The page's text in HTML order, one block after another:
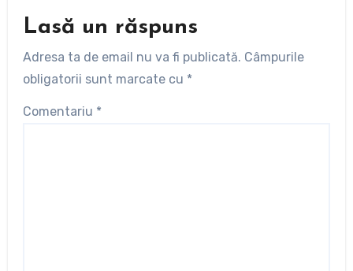
Lasă un răspuns
Adresa ta de email nu va fi publicată. Câmpurile
obligatorii sunt marcate cu *
Comentariu *